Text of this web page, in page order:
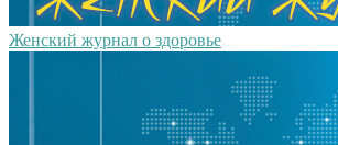
Женский журнал о здоровье